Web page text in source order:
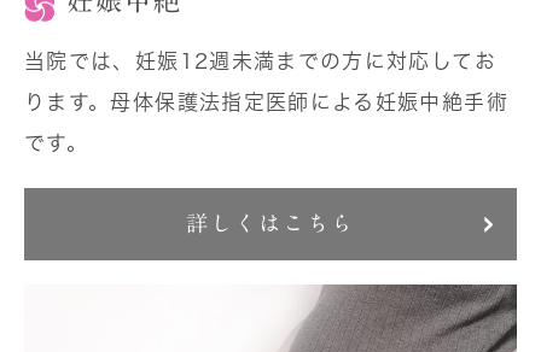
当院では、妊娠12週未満までの方に対応してお
ります。母体保護法指定医師による妊娠中絶手術
です。
詳しくはこちら